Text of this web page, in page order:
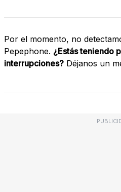
Por el momento, no
Pepephone. ¿Estás teniendo
interrupciones? Déjanos un